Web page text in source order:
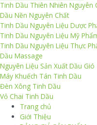
Tinh Dầu Thiên Nhiên Nguyên
Dầu Nền Nguyên Chất
Tinh Dầu Nguyên Liệu Dược
Tinh Dầu Nguyên Liệu Mỹ
Tinh Dầu Nguyên Liệu Thực
Dầu Massage
Nguyên Liệu Sản Xuất Dầu
Máy Khuếch Tán Tinh Dầu
Đèn Xông Tinh Dầu
Vỏ Chai Tinh Dầu
Trang chủ
Giới Thiệu